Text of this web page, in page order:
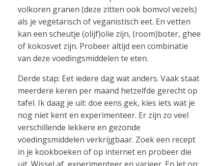
volkoren granen (deze zitten ook bomvol vezels)
als je vegetarisch of veganistisch eet. En vetten
kan een scheutje (olijf)olie zijn, (room)boter, ghee
of kokosvet zijn. Probeer altijd een combinatie
van deze voedingsmiddelen te eten.
Derde stap: Eet iedere dag wat anders. Vaak staat
meerdere keren per maand hetzelfde gerecht op
tafel. Ik daag je uit: doe eens gek, kies iets wat je
nog niet kent en experimenteer. Er zijn zo veel
verschillende lekkere en gezonde
voedingsmiddelen verkrijgbaar. Zoek een recept
in je kookboeken of op internet en probeer die